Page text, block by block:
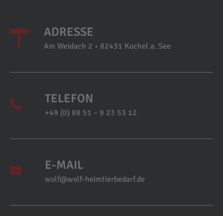
ADRESSE
Am Weidach 2 • 82431 Kochel a. See
TELEFON
+49 (0) 88 51 – 9 23 53 12
E-MAIL
wolf@wolf-heimtierbedarf.de